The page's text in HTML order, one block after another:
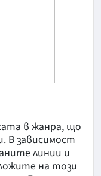
в жанра, що
В зависимост
линии и
на този